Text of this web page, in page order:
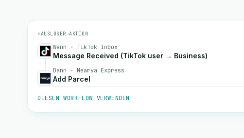
⚡AUSLÖSER→AKTION
Wann · TikTok Inbox
Message Received (TikTok user → Business)
Dann · Nearya Express
Add Parcel
DIESEN WORKFLOW VERWENDEN